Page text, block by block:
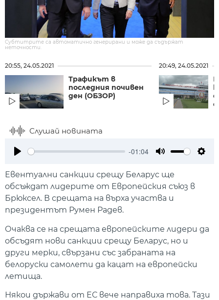
Субтитрите са автоматично генерирани и може да съдържат
неточности.
20:55, 24.05.2021
Трафикът в
последния почивен
ден (ОБЗОР)
20:49, 24.05.2021
Слушай новината
-01:04
Евентуални санкции срещу Беларус ще
обсъждат лидерите от Европейския съюз в
Брюксел. В срещата на върха участва и
президентът Румен Радев.
Очаква се на срещата европейските лидери да
обсъдят нови санкции срещу Беларус, но и
други мерки, свързани със забраната на
белоруски самолети да кацат на европейски
летища.
Някои държави от ЕС вече направиха това. Тази